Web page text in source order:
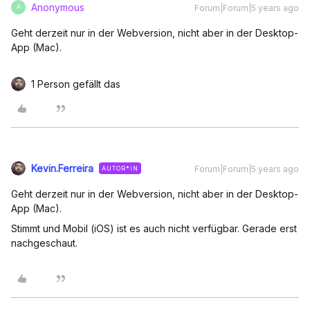
A Anonymous Forum|Forum|5 years ago
Geht derzeit nur in der Webversion, nicht aber in der Desktop-
App (Mac).
1 Person gefällt das
Kevin.Ferreira AUTOR*IN Forum|Forum|5 years ago
Geht derzeit nur in der Webversion, nicht aber in der Desktop-
App (Mac).
Stimmt und Mobil (iOS) ist es auch nicht verfügbar. Gerade erst
nachgeschaut.